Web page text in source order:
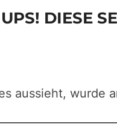
UPS! DIESE
aussieht, wurde